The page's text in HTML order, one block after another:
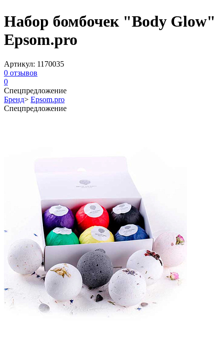
Набор бомбочек "Body Glow"
Epsom.pro
Артикул: 1170035
0 отзывов
0
Спецпредложение
Бренд> Epsom.pro
Спецпредложение